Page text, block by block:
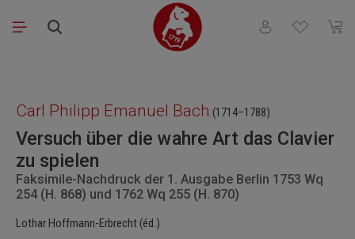
Passer au contenu principal
Vous avez 0Le
Carl Philipp Emanuel Bach (1714–1788)
Versuch über die wahre Art das Clavier
zu spielen
Faksimile-Nachdruck der 1. Ausgabe Berlin 1753 Wq
254 (H. 868) und 1762 Wq 255 (H. 870)
Lothar Hoffmann-Erbrecht (éd.)